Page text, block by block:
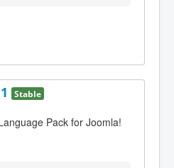
Stable
Pack for Joomla!